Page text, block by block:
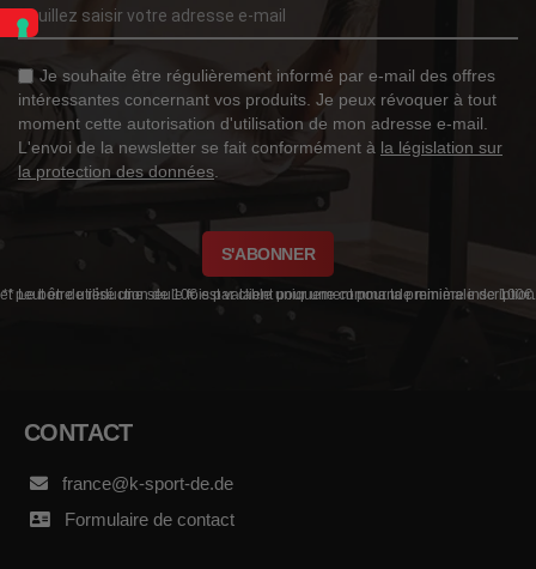
Je souhaite être régulièrement informé par e-mail des offres
intéressantes concernant vos produits. Je peux révoquer à tout
moment cette autorisation d'utilisation de mon adresse e-mail.
L'envoi de la newsletter se fait conformément à la législation sur
la protection des données
S'ABONNER
** Le bon de réduction de 10€ est valable uniquement pour ta première inscription et peut être utilisé une seule fois par client pour une commande minimale de 100€.
CONTACT
france@k-sport-de.de
Formulaire de contact